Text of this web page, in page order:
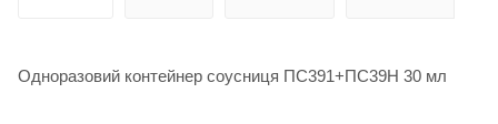
Одноразовий контейнер соусниця ПС391+ПС39Н 30 мл